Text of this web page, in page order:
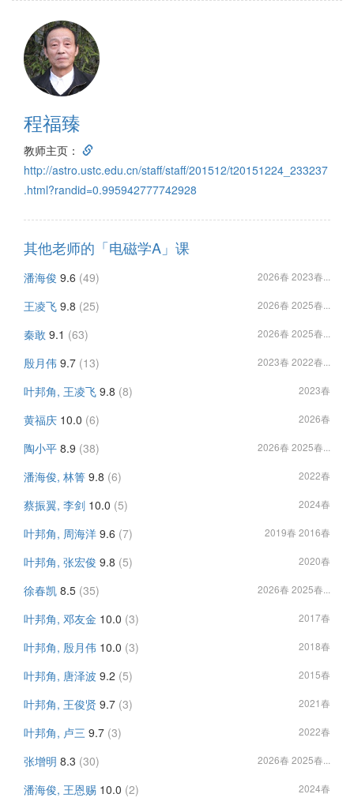
程福臻
教师主页：
http://astro.ustc.edu.cn/staff/staff/201512/t20151224_233237
.html?randid=0.995942777742928
其他老师的「电磁学A」课
潘海俊 9.6 (49) 2026春 2023春...
王凌飞 9.8 (25) 2026春 2025春...
秦敢 9.1 (63) 2026春 2025春...
殷月伟 9.7 (13) 2023春 2022春...
叶邦角, 王凌飞 9.8 (8) 2023春
黄福庆 10.0 (6) 2026春
陶小平 8.9 (38) 2026春 2025春...
潘海俊, 林箐 9.8 (6) 2022春
蔡振翼, 李剑 10.0 (5) 2024春
叶邦角, 周海洋 9.6 (7) 2019春 2016春
叶邦角, 张宏俊 9.8 (5) 2020春
徐春凯 8.5 (35) 2026春 2025春...
叶邦角, 邓友金 10.0 (3) 2017春
叶邦角, 殷月伟 10.0 (3) 2018春
叶邦角, 唐泽波 9.2 (5) 2015春
叶邦角, 王俊贤 9.7 (3) 2021春
叶邦角, 卢三 9.7 (3) 2022春
张增明 8.3 (30) 2026春 2025春...
潘海俊, 王恩赐 10.0 (2) 2024春